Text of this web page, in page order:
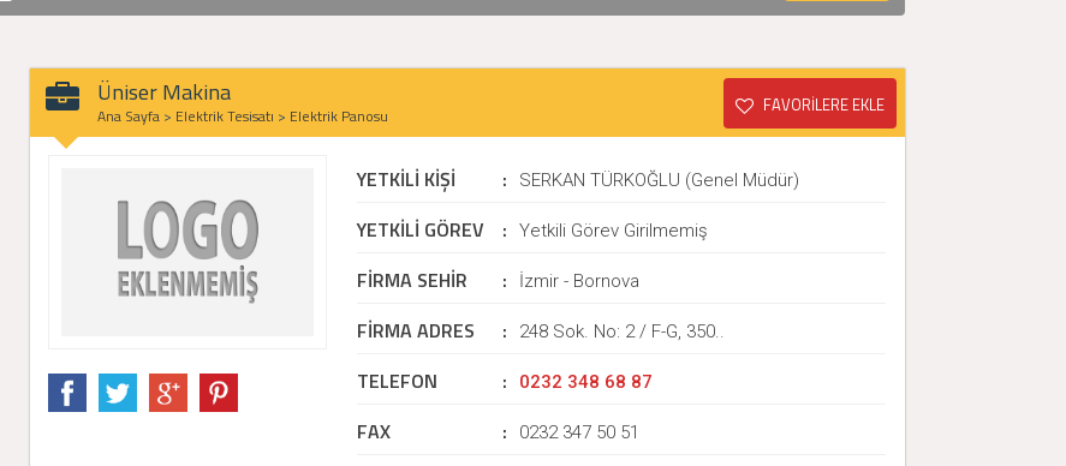
Üniser Makina
Ana Sayfa > Elektrik Tesisatı > Elektrik Panosu FAVORİLERE EKLE
YETKİLİ KİŞİ : SERKAN TÜRKOĞLU (Genel Müdür)
YETKİLİ GÖREV : Yetkili Görev Girilmemiş
FİRMA SEHİR : İzmir - Bornova
FİRMA ADRES : 248 Sok. No: 2 / F-G, 350..
TELEFON : 0232 348 68 87
FAX : 0232 347 50 51